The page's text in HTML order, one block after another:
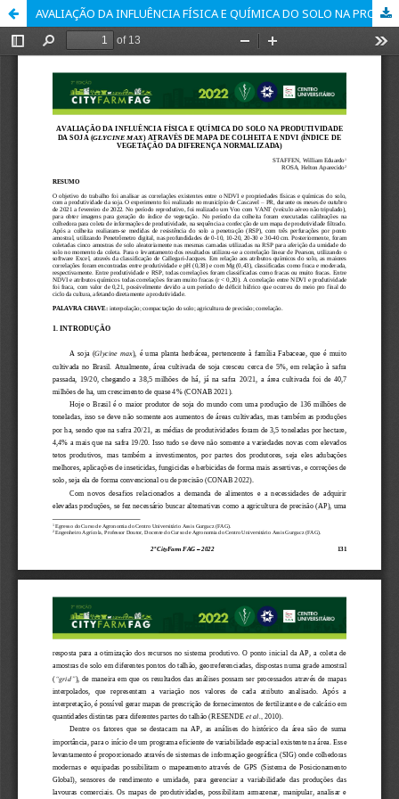
AVALIAÇÃO DA INFLUÊNCIA FÍSICA E QUÍMICA DO SOLO NA PRODUTIVIDADE DA SOJA (GLYCINE MAX) ATRAVÉS DE MAPA DE COLHEITA E NDVI (ÍNDICE DE VEGETAÇÃO DA DIFERENÇA NORMALIZADA)